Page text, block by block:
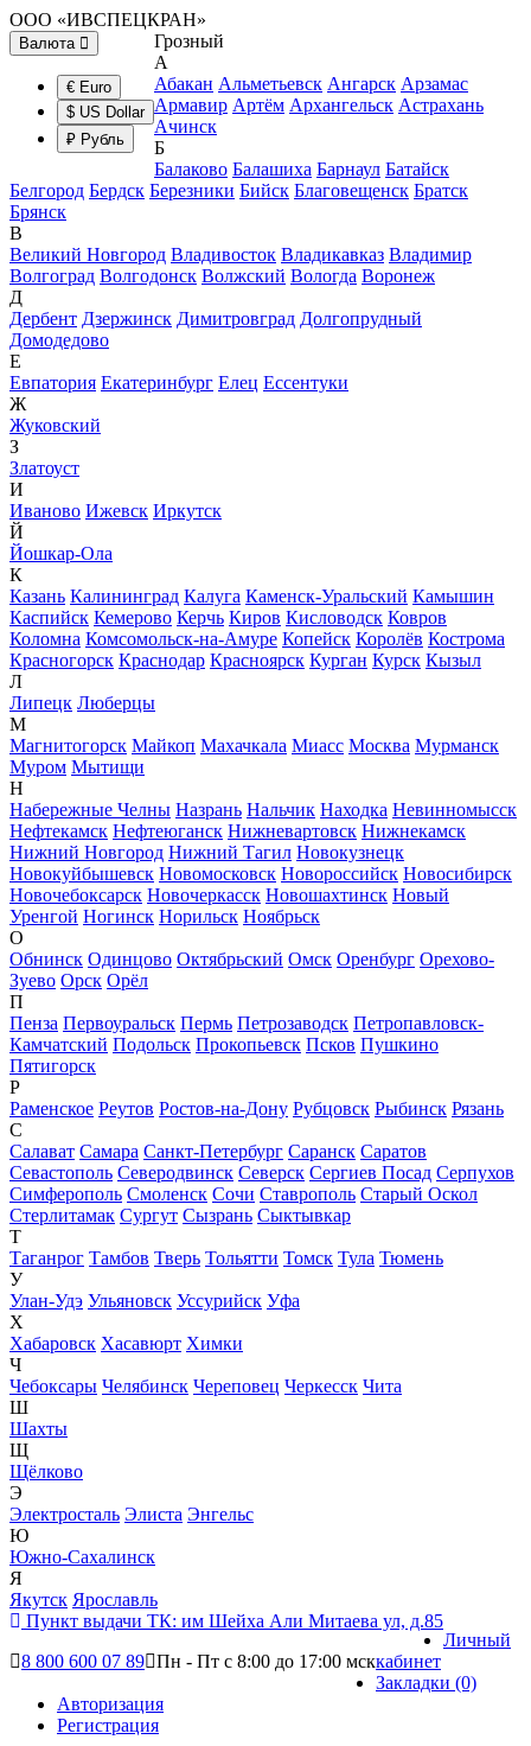
ООО «ИВСПЕЦКРАН»
Валюта
€ Euro
$ US Dollar
₽ Рубль
Грозный
А
Абакан Альметьевск Ангарск Арзамас
Армавир Артём Архангельск Астрахань
Ачинск
Б
Балаково Балашиха Барнаул Батайск
Белгород Бердск Березники Бийск Благовещенск Братск
Брянск
В
Великий Новгород Владивосток Владикавказ Владимир
Волгоград Волгодонск Волжский Вологда Воронеж
Д
Дербент Дзержинск Димитровград Долгопрудный
Домодедово
Е
Евпатория Екатеринбург Елец Ессентуки
Ж
Жуковский
З
Златоуст
И
Иваново Ижевск Иркутск
Й
Йошкар-Ола
К
Казань Калининград Калуга Каменск-Уральский Камышин
Каспийск Кемерово Керчь Киров Кисловодск Ковров
Коломна Комсомольск-на-Амуре Копейск Королёв Кострома
Красногорск Краснодар Красноярск Курган Курск Кызыл
Л
Липецк Люберцы
М
Магнитогорск Майкоп Махачкала Миасс Москва Мурманск
Муром Мытищи
Н
Набережные Челны Назрань Нальчик Находка Невинномысск
Нефтекамск Нефтеюганск Нижневартовск Нижнекамск
Нижний Новгород Нижний Тагил Новокузнецк
Новокуйбышевск Новомосковск Новороссийск Новосибирск
Новочебоксарск Новочеркасск Новошахтинск Новый
Уренгой Ногинск Норильск Ноябрьск
О
Обнинск Одинцово Октябрьский Омск Оренбург Орехово-
Зуево Орск Орёл
П
Пенза Первоуральск Пермь Петрозаводск Петропавловск-
Камчатский Подольск Прокопьевск Псков Пушкино
Пятигорск
Р
Раменское Реутов Ростов-на-Дону Рубцовск Рыбинск Рязань
С
Салават Самара Санкт-Петербург Саранск Саратов
Севастополь Северодвинск Северск Сергиев Посад Серпухов
Симферополь Смоленск Сочи Ставрополь Старый Оскол
Стерлитамак Сургут Сызрань Сыктывкар
Т
Таганрог Тамбов Тверь Тольятти Томск Тула Тюмень
У
Улан-Удэ Ульяновск Уссурийск Уфа
Х
Хабаровск Хасавюрт Химки
Ч
Чебоксары Челябинск Череповец Черкесск Чита
Ш
Шахты
Щ
Щёлково
Э
Электросталь Элиста Энгельс
Ю
Южно-Сахалинск
Я
Якутск Ярославль
Пункт выдачи ТК: им Шейха Али Митаева ул, д.85
8 800 600 07 89 Пн - Пт с 8:00 до 17:00 мск
Личный
кабинет
Закладки (0)
Авторизация
Регистрация